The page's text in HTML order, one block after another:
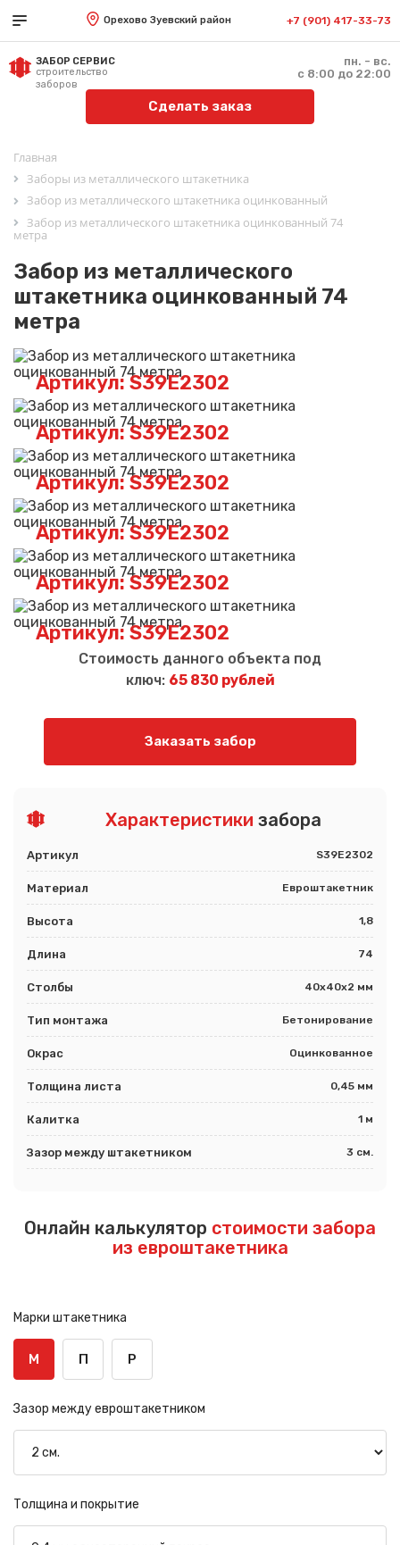
Орехово Зуевский район +7 (901) 417-33-73
ЗАБОР СЕРВИС
строительство
заборов
пн. - вс.
с 8:00 до 22:00
Сделать заказ
Главная
Заборы из металлического штакетника
Забор из металлического штакетника оцинкованный
Забор из металлического штакетника оцинкованный 74
метра
Забор из металлического
штакетника оцинкованный 74
метра
Артикул: S39E2302
Артикул: S39E2302
Артикул: S39E2302
Артикул: S39E2302
Артикул: S39E2302
Артикул: S39E2302
Стоимость данного объекта под
ключ: 65 830 рублей
Заказать забор
Характеристики забора
Артикул S39E2302
Материал Евроштакетник
Высота 1,8
Длина 74
Столбы 40х40х2 мм
Тип монтажа Бетонирование
Окрас Оцинкованное
Толщина листа 0,45 мм
Калитка 1 м
Зазор между штакетником 3 см.
Онлайн калькулятор стоимости забора
из евроштакетника
Марки штакетника
М П Р
Зазор между евроштакетником
Толщина и покрытие